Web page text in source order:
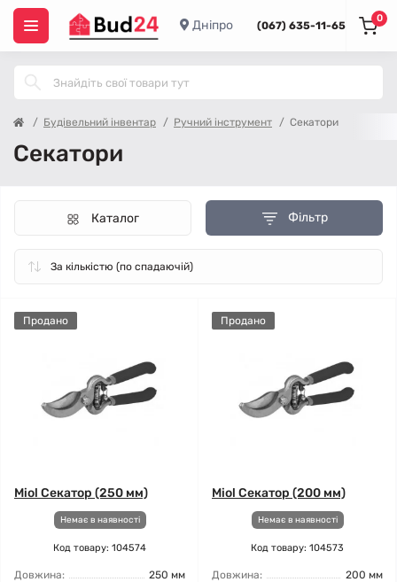
Дніпро (067) 635-11-65
0
Будівельний інвентар Ручний інструмент Секатори
Секатори
Фільтр
Каталог
Продано
Miol Секатор (250 мм)
Немає в наявності
Код товару: 104574
Довжина:
250 мм
Продано
Miol Секатор (200 мм)
Немає в наявності
Код товару: 104573
Довжина:
200 мм